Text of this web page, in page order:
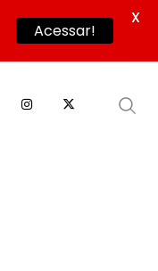
Acessar!
X